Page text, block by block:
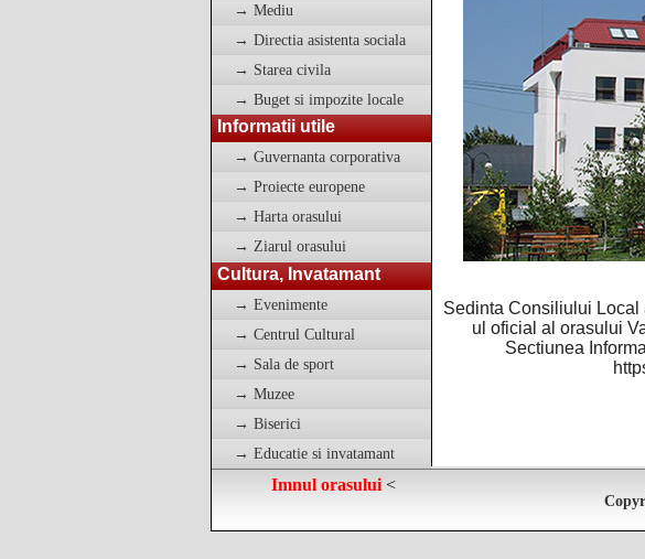
→ Mediu
→ Directia asistenta sociala
→ Starea civila
→ Buget si impozite locale
Informatii utile
→ Guvernanta corporativa
→ Proiecte europene
→ Harta orasului
→ Ziarul orasului
Cultura, Invatamant
→ Evenimente
→ Centrul Cultural
→ Sala de sport
→ Muzee
→ Biserici
→ Educatie si invatamant
Sedinta Consiliului Local
ul oficial al orasului
Sectiunea
Imnul orasului <